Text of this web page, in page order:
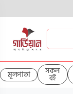
মূলপাতা সকল
বই